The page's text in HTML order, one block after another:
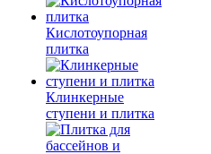
Кислотоупорная
плитка
Клинкерные
ступени и плитка